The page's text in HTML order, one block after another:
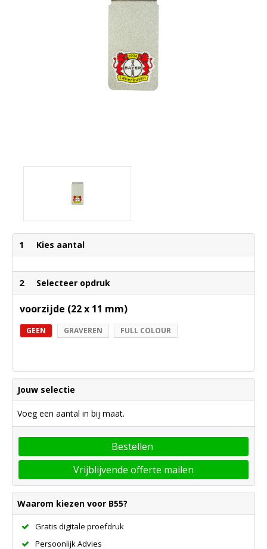
1 Kies aantal
2 Selecteer opdruk
voorzijde (22 x 11 mm)
GEEN GRAVEREN FULL COLOUR
Jouw selectie
Voeg een aantal in bij maat.
Bestellen
Vrijblijvende offerte mailen
Waarom kiezen voor B55?
Gratis digitale proefdruk
Persoonlijk Advies